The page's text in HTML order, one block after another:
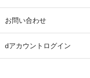
お問い合わせ
dアカウントログイン